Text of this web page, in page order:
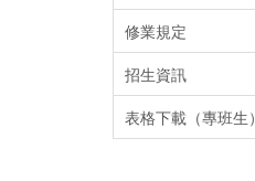
修業規定
招生資訊
表格下載（專班生）